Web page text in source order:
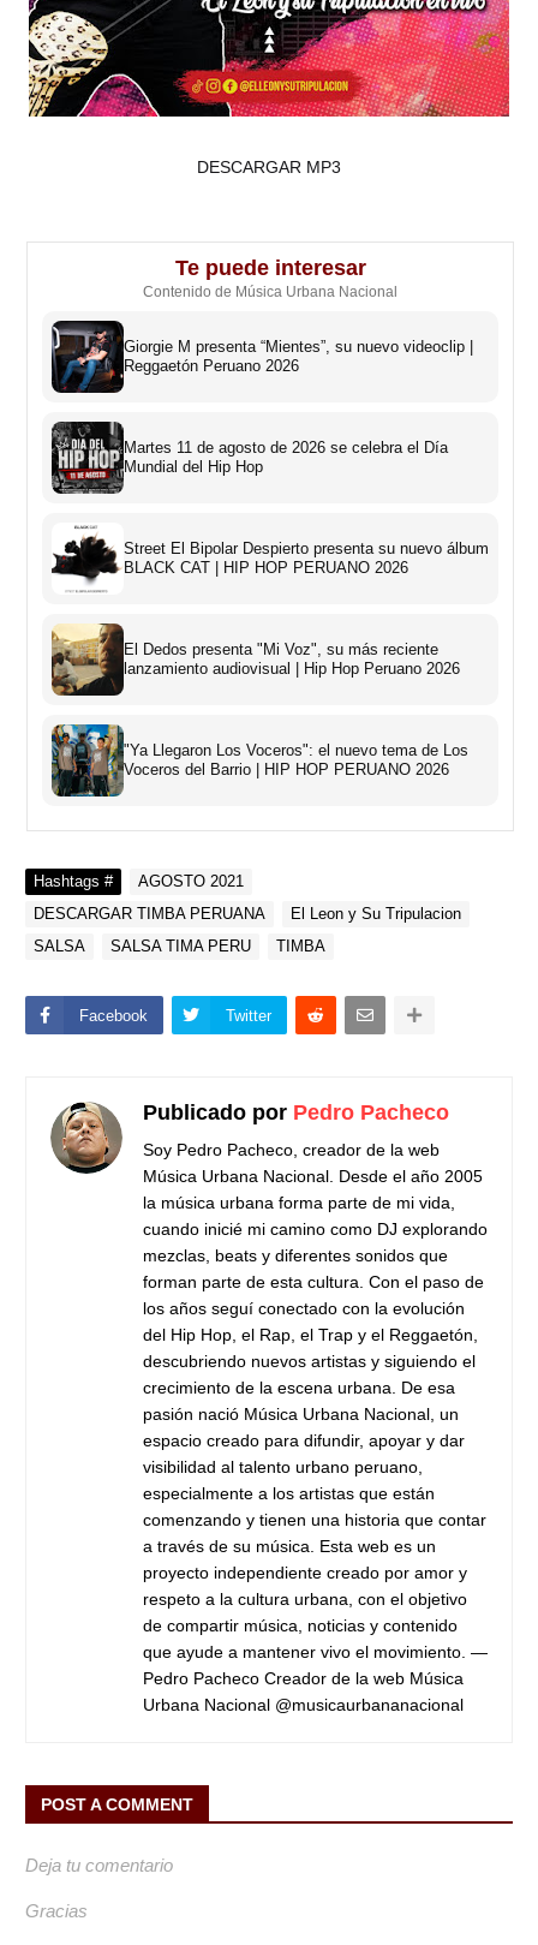
DESCARGAR MP3
Te puede interesar
Contenido de Música Urbana Nacional
Giorgie M presenta “Mientes”, su nuevo videoclip |
Reggaetón Peruano 2026
Martes 11 de agosto de 2026 se celebra el Día
Mundial del Hip Hop
Street El Bipolar Despierto presenta su nuevo álbum
BLACK CAT | HIP HOP PERUANO 2026
El Dedos presenta "Mi Voz", su más reciente
lanzamiento audiovisual | Hip Hop Peruano 2026
"Ya Llegaron Los Voceros": el nuevo tema de Los
Voceros del Barrio | HIP HOP PERUANO 2026
Hashtags #
AGOSTO 2021
DESCARGAR TIMBA PERUANA
El Leon y Su Tripulacion
SALSA
SALSA TIMA PERU TIMBA
Facebook Twitter
Publicado por Pedro Pacheco
Soy Pedro Pacheco, creador de la web
Música Urbana Nacional. Desde el año 2005
la música urbana forma parte de mi vida,
cuando inicié mi camino como DJ explorando
mezclas, beats y diferentes sonidos que
forman parte de esta cultura. Con el paso de
los años seguí conectado con la evolución
del Hip Hop, el Rap, el Trap y el Reggaetón,
descubriendo nuevos artistas y siguiendo el
crecimiento de la escena urbana. De esa
pasión nació Música Urbana Nacional, un
espacio creado para difundir, apoyar y dar
visibilidad al talento urbano peruano,
especialmente a los artistas que están
comenzando y tienen una historia que contar
a través de su música. Esta web es un
proyecto independiente creado por amor y
respeto a la cultura urbana, con el objetivo
de compartir música, noticias y contenido
que ayude a mantener vivo el movimiento. —
Pedro Pacheco Creador de la web Música
Urbana Nacional @musicaurbananacional
POST A COMMENT
Deja tu comentario
Gracias